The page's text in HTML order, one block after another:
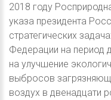
2018 году
указа президента
стратегических
Федерации на период
на улучшение
выбросов
воздух в двенадцати